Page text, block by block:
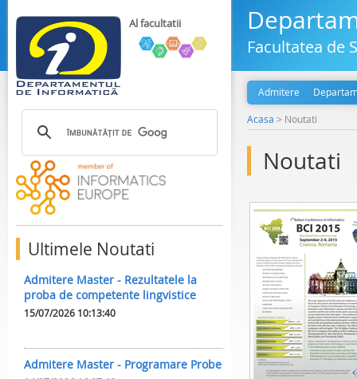
Al facultatii
Ultimele Noutati
Admitere Master - Rezultatele la
proba de competente lingvistice
15/07/2026 10:13:40
Admitere Master - Programare Probe
Facultatea de
Admitere
Acasa > Noutati
Noutati